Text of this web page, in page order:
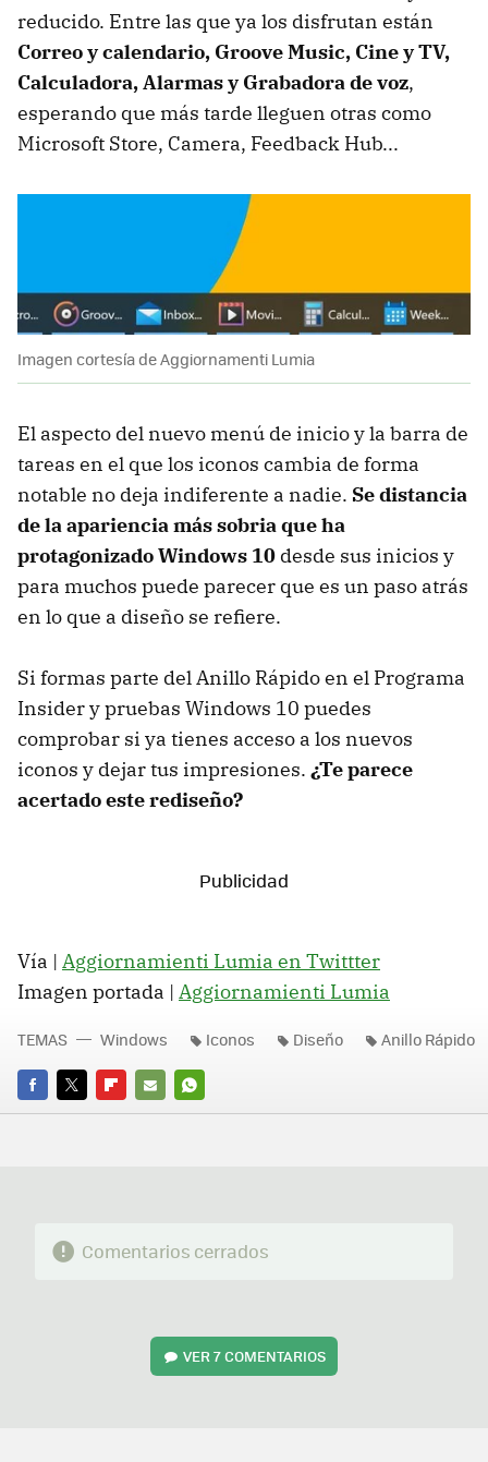
reducido. Entre las que ya los disfrutan están
Correo y calendario, Groove Music, Cine y TV,
Calculadora, Alarmas y Grabadora de voz,
esperando que más tarde lleguen otras como
Microsoft Store, Camera, Feedback Hub...
Imagen cortesía de Aggiornamenti Lumia
El aspecto del nuevo menú de inicio y la barra de
tareas en el que los iconos cambia de forma
notable no deja indiferente a nadie. Se distancia
de la apariencia más sobria que ha
protagonizado Windows 10 desde sus inicios y
para muchos puede parecer que es un paso atrás
en lo que a diseño se refiere.
Si formas parte del Anillo Rápido en el Programa
Insider y pruebas Windows 10 puedes
comprobar si ya tienes acceso a los nuevos
iconos y dejar tus impresiones. ¿Te parece
acertado este rediseño?
Vía | Aggiornamienti Lumia en Twittter
Imagen portada | Aggiornamienti Lumia
FACEBOOK
TWITTERFLIPBOARD
E-
WHATSAPP
TEMAS Windows Iconos Diseño Anillo Rápido
Comentarios cerrados
VER7 COMENTARIOS